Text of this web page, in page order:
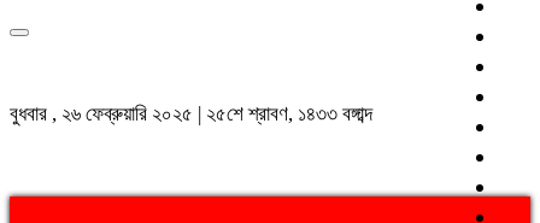
বুধবার , ২৬ ফেব্রুয়ারি ২০২৫ | ২৫শে শ্রাবণ, ১৪৩৩ বঙ্গাব্দ